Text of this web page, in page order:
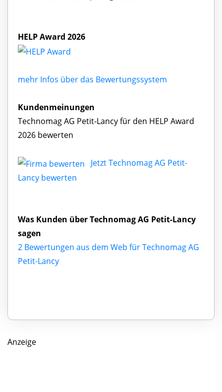
HELP Award 2026
mehr Infos über das Bewertungssystem
Kundenmeinungen
Technomag AG Petit-Lancy für den HELP Award
2026 bewerten
Jetzt Technomag AG Petit-
Lancy bewerten
Was Kunden über Technomag AG Petit-Lancy
sagen
2 Bewertungen aus dem Web für Technomag AG
Petit-Lancy
Anzeige